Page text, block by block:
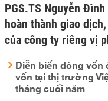
PGS.TS Nguyễn
hoàn thành giao
của công ty riêng vị
Diễn biến dòng
vốn tại thị trường
tháng cuối năm